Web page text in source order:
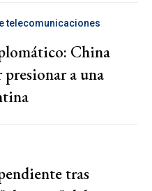
telecomunicaciones
China
a una
tras